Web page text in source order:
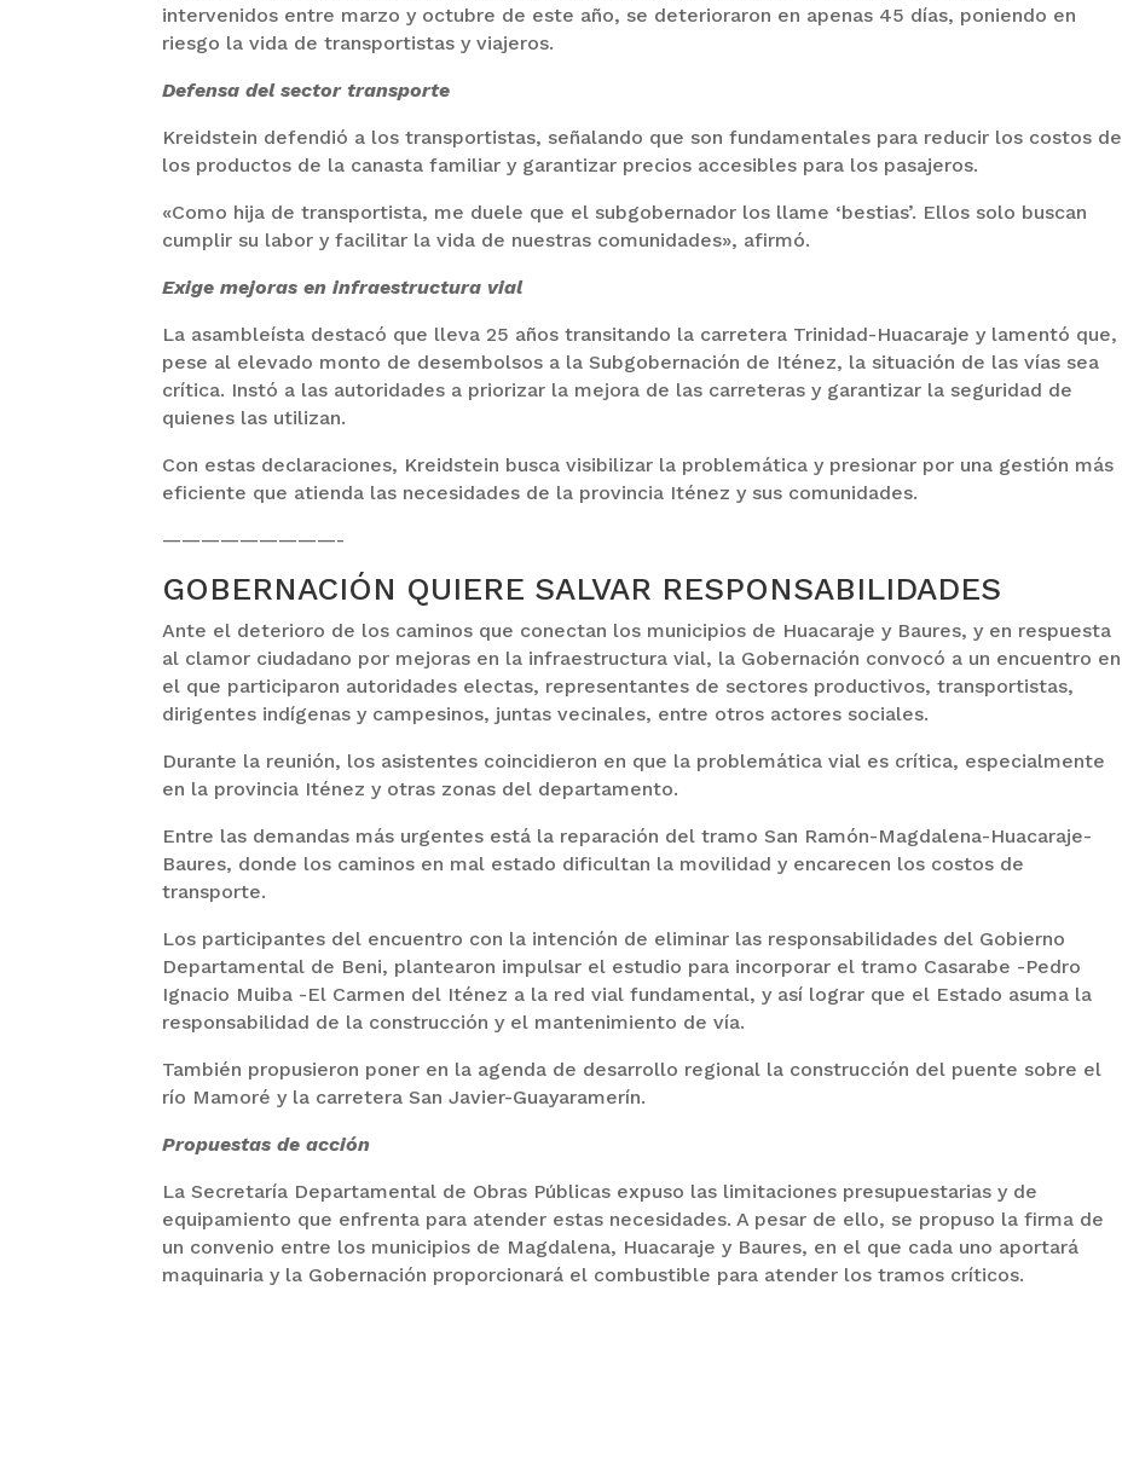
intervenidos entre marzo y octubre de este año, se deterioraron en apenas 45 días, poniendo en
riesgo la vida de transportistas y viajeros.
Defensa del sector transporte
Kreidstein defendió a los transportistas, señalando que son fundamentales para reducir los costos de
los productos de la canasta familiar y garantizar precios accesibles para los pasajeros.
«Como hija de transportista, me duele que el subgobernador los llame ‘bestias’. Ellos solo buscan
cumplir su labor y facilitar la vida de nuestras comunidades», afirmó.
Exige mejoras en infraestructura vial
La asambleísta destacó que lleva 25 años transitando la carretera Trinidad-Huacaraje y lamentó que,
pese al elevado monto de desembolsos a la Subgobernación de Iténez, la situación de las vías sea
crítica. Instó a las autoridades a priorizar la mejora de las carreteras y garantizar la seguridad de
quienes las utilizan.
Con estas declaraciones, Kreidstein busca visibilizar la problemática y presionar por una gestión más
eficiente que atienda las necesidades de la provincia Iténez y sus comunidades.
—————————-
GOBERNACIÓN QUIERE SALVAR RESPONSABILIDADES
Ante el deterioro de los caminos que conectan los municipios de Huacaraje y Baures, y en respuesta
al clamor ciudadano por mejoras en la infraestructura vial, la Gobernación convocó a un encuentro en
el que participaron autoridades electas, representantes de sectores productivos, transportistas,
dirigentes indígenas y campesinos, juntas vecinales, entre otros actores sociales.
Durante la reunión, los asistentes coincidieron en que la problemática vial es crítica, especialmente
en la provincia Iténez y otras zonas del departamento.
Entre las demandas más urgentes está la reparación del tramo San Ramón-Magdalena-Huacaraje-
Baures, donde los caminos en mal estado dificultan la movilidad y encarecen los costos de
transporte.
Los participantes del encuentro con la intención de eliminar las responsabilidades del Gobierno
Departamental de Beni, plantearon impulsar el estudio para incorporar el tramo Casarabe -Pedro
Ignacio Muiba -El Carmen del Iténez a la red vial fundamental, y así lograr que el Estado asuma la
responsabilidad de la construcción y el mantenimiento de vía.
También propusieron poner en la agenda de desarrollo regional la construcción del puente sobre el
río Mamoré y la carretera San Javier-Guayaramerín.
Propuestas de acción
La Secretaría Departamental de Obras Públicas expuso las limitaciones presupuestarias y de
equipamiento que enfrenta para atender estas necesidades. A pesar de ello, se propuso la firma de
un convenio entre los municipios de Magdalena, Huacaraje y Baures, en el que cada uno aportará
maquinaria y la Gobernación proporcionará el combustible para atender los tramos críticos.